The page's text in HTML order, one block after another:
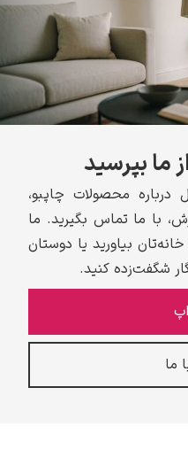
ما بپرسید
محصولات چاپبو،
با ما تماس بگیرید. ما
بیاورید یا دوستان
شگفت‌زده کنید.
ما